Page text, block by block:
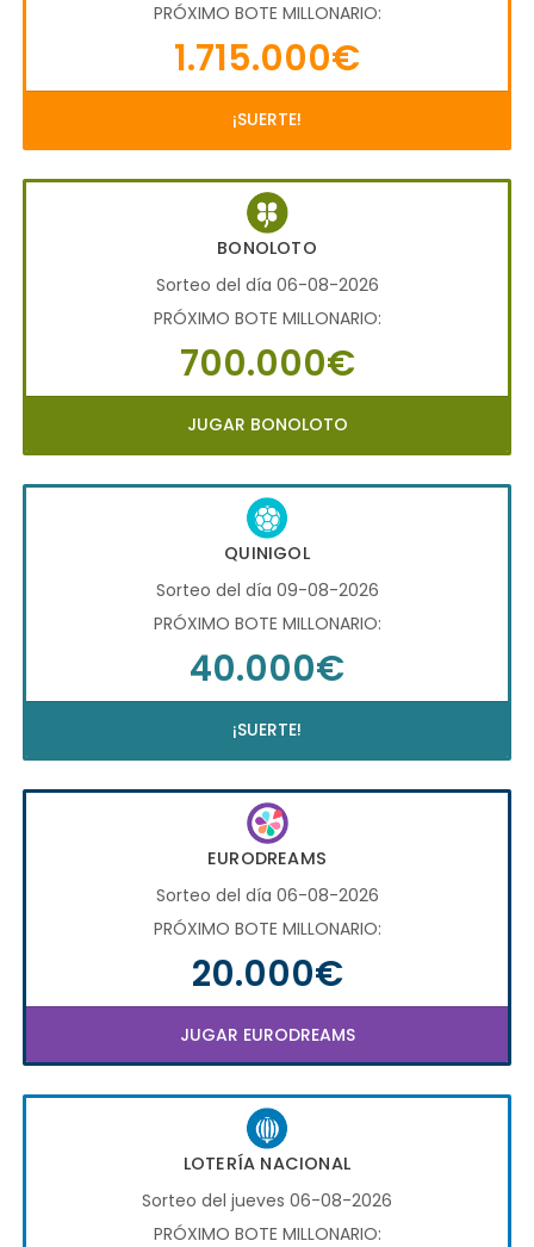
PRÓXIMO BOTE MILLONARIO:
1.715.000€
¡SUERTE!
BONOLOTO
Sorteo del día 06-08-2026
PRÓXIMO BOTE MILLONARIO:
700.000€
JUGAR BONOLOTO
QUINIGOL
Sorteo del día 09-08-2026
PRÓXIMO BOTE MILLONARIO:
40.000€
¡SUERTE!
EURODREAMS
Sorteo del día 06-08-2026
PRÓXIMO BOTE MILLONARIO:
20.000€
JUGAR EURODREAMS
LOTERÍA NACIONAL
Sorteo del jueves 06-08-2026
PRÓXIMO BOTE MILLONARIO: